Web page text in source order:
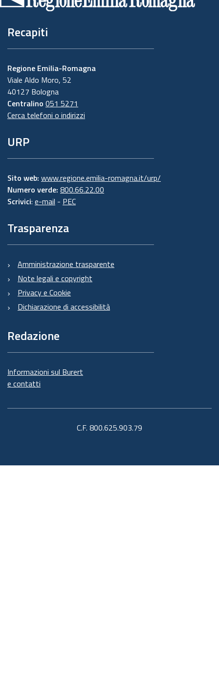
Recapiti
Regione Emilia-Romagna
Viale Aldo Moro, 52
40127 Bologna
Centralino 051 5271
Cerca telefoni o indirizzi
URP
Sito web: www.regione.emilia-romagna.it/urp/
Numero verde: 800.66.22.00
Scrivici: e-mail - PEC
Trasparenza
Amministrazione trasparente
Note legali e copyright
Privacy e Cookie
Dichiarazione di accessibilità
Redazione
Informazioni sul Burert
e contatti
C.F. 800.625.903.79